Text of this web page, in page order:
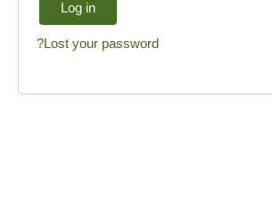
Log in
Lost your password?